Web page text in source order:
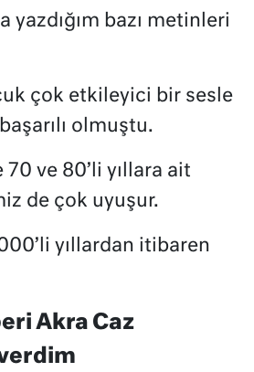
yazdığım bazı metinleri
çok etkileyici bir sesle
olmuştu.
ve 80’li yıllara ait
de çok uyuşur.
yıllardan itibaren
Akra Caz